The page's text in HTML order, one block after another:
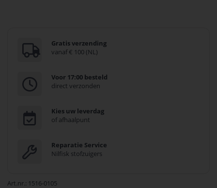
Gratis verzending
vanaf € 100 (NL)
Voor 17:00 besteld
direct verzonden
Kies uw leverdag
of afhaalpunt
Reparatie Service
Nilfisk stofzuigers
Art.nr. 1516-0105